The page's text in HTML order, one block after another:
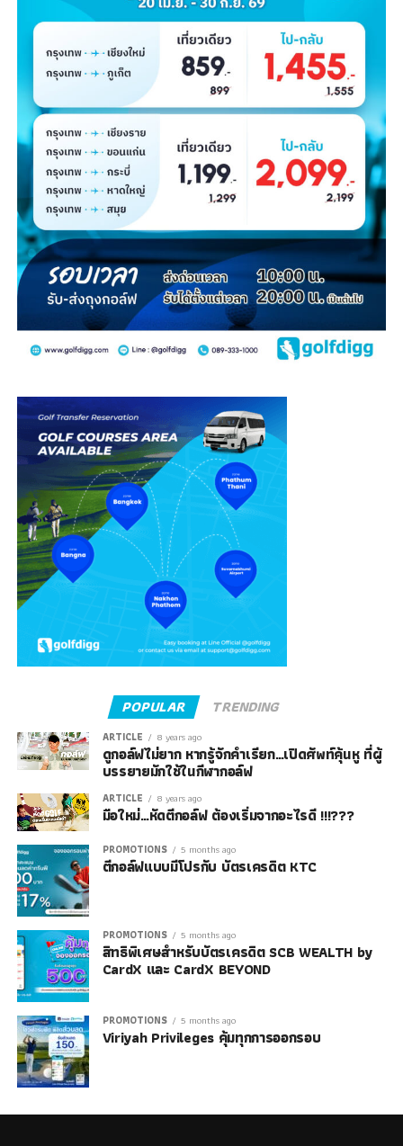
POPULAR TRENDING
ARTICLE 8 years ago
ดูกอล์ฟไม่ยาก หากรู้จักคำเรียก…เปิดศัพท์คุ้นหู ที่ผู้
บรรยายมักใช้ในกีฬากอล์ฟ
ARTICLE 8 years ago
มือใหม่…หัดตีกอล์ฟ ต้องเริ่มจากอะไรดี !!!???
PROMOTIONS 5 months ago
ตีกอล์ฟแบบมีโปรกับ บัตรเครดิต KTC
PROMOTIONS 5 months ago
สิทธิพิเศษสำหรับบัตรเครดิต SCB WEALTH by
CardX และ CardX BEYOND
PROMOTIONS 5 months ago
Viriyah Privileges คุ้มทุกการออกรอบ